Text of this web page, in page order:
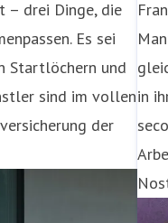
– drei Dinge, die
Es sei
Startlöchern und
sind im vollen
der
in